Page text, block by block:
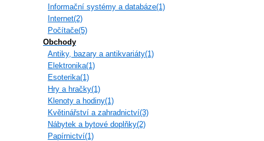
Informační systémy a databáze(1)
Internet(2)
Počítače(5)
Obchody
Antiky, bazary a antikvariáty(1)
Elektronika(1)
Esoterika(1)
Hry a hračky(1)
Klenoty a hodiny(1)
Květinářství a zahradnictví(3)
Nábytek a bytové doplňky(2)
Papírnictví(1)